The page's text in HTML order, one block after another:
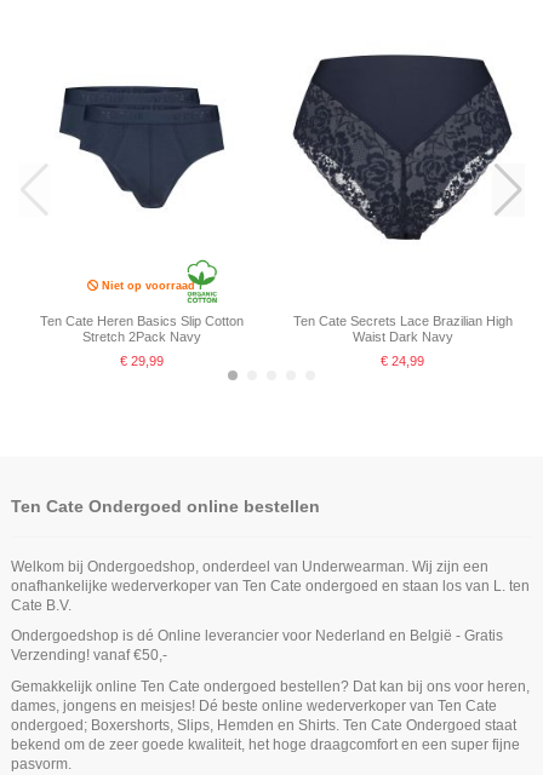
Niet op voorraad
Ten Cate Heren Basics Slip Cotton
Stretch 2Pack Navy
€ 29,99
Ten Cate Secrets Lace Brazilian High
Waist Dark Navy
€ 24,99
Ten Cate Secrets Singlet Lace
Almond
Ten Cate Secrets Short Pink Nut
€ 24,99
Niet op voorraad
Ten Cate Secrets Singlet Lace Lace
Coconut
€ 26,24€ 34,99
Ten Cate Secrets Hipster Walnut
€ 24,99
Niet op voorraad
Ten Cate Heren Bamboo Long Short
2Pack Grey Melange
Ten Cate Secrets Long Short
Hazelnut
€ 29,99
Ten Cate Secrets Spaghetti Top Lace
€ 34,99
Ten Cate Secrets Cotton Midi Brief
Hipster Zwart
Ten Cate Ondergoed online bestellen
Welkom bij Ondergoedshop, onderdeel van Underwearman. Wij zijn een
onafhankelijke wederverkoper van Ten Cate ondergoed en staan los van L. ten
Cate B.V.
Ondergoedshop is dé Online leverancier voor Nederland en België - Gratis
Verzending! vanaf €50,-
Gemakkelijk online Ten Cate ondergoed bestellen? Dat kan bij ons voor heren,
dames, jongens en meisjes! Dé beste online wederverkoper van Ten Cate
ondergoed; Boxershorts, Slips, Hemden en Shirts. Ten Cate Ondergoed staat
bekend om de zeer goede kwaliteit, het hoge draagcomfort en een super fijne
pasvorm.